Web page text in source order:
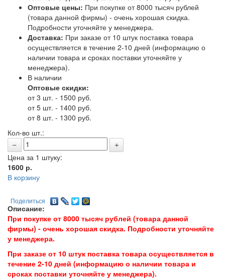
Оптовые цены: При покупке от 8000 тысяч рублей
(товара данной фирмы) - очень хорошая скидка.
Подробности уточняйте у менеджера.
Доставка: При заказе от 10 штук поставка товара
осуществляется в течение 2-10 дней (информацию о
наличии товара и сроках поставки уточняйте у
менеджера).
В наличии
Оптовые скидки:
от 3 шт. - 1500 руб.
от 5 шт. - 1400 руб.
от 8 шт. - 1300 руб.
Кол-во шт.:
Цена за 1 штуку:
1600 р.
В корзину
Поделиться
Описание:
При покупке от 8000 тысяч рублей (товара данной
фирмы) - очень хорошая скидка. Подробности уточняйте
у менеджера.
При заказе от 10 штук поставка товара осуществляется в
течение 2-10 дней (информацию о наличии товара и
сроках поставки уточняйте у менеджера).